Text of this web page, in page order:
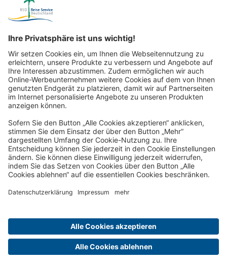
Katalog & Reisepost:
Wir schicken Ihnen zukünftig unsere schönsten Reisen gerne
per Post nach Hause!
Jetzt anfordern!
Reisepost per E-Mail-Newsletter:
Wir schicken Ihnen zukünftig unsere schönsten Reisen gerne
per E-Mail!
Jetzt anmelden!
Reiseversicherung
Barrierefreiheit
Ich zahle meine Reise
Jobs